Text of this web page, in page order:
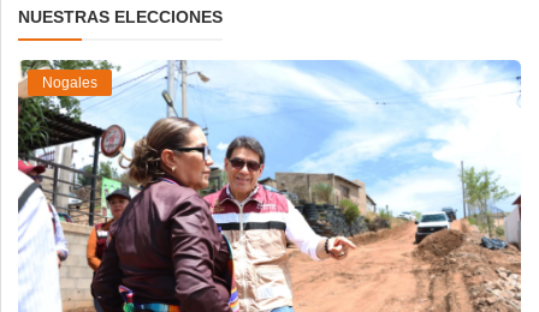
NUESTRAS ELECCIONES
Nogales